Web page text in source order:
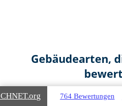
Gebäudearten,
.org 764 Bewertungen